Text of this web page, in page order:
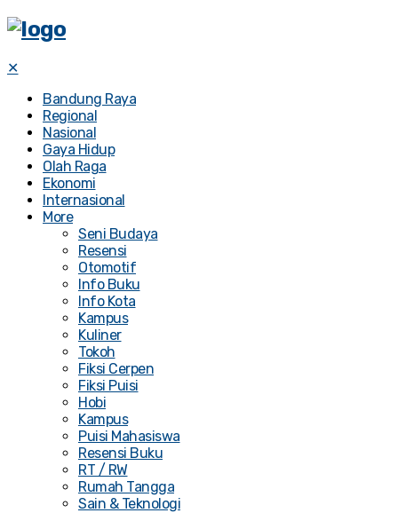
✕
Bandung Raya
Regional
Nasional
Gaya Hidup
Olah Raga
Ekonomi
Internasional
More
Seni Budaya
Resensi
Otomotif
Info Buku
Info Kota
Kampus
Kuliner
Tokoh
Fiksi Cerpen
Fiksi Puisi
Hobi
Kampus
Puisi Mahasiswa
Resensi Buku
RT / RW
Rumah Tangga
Sain & Teknologi